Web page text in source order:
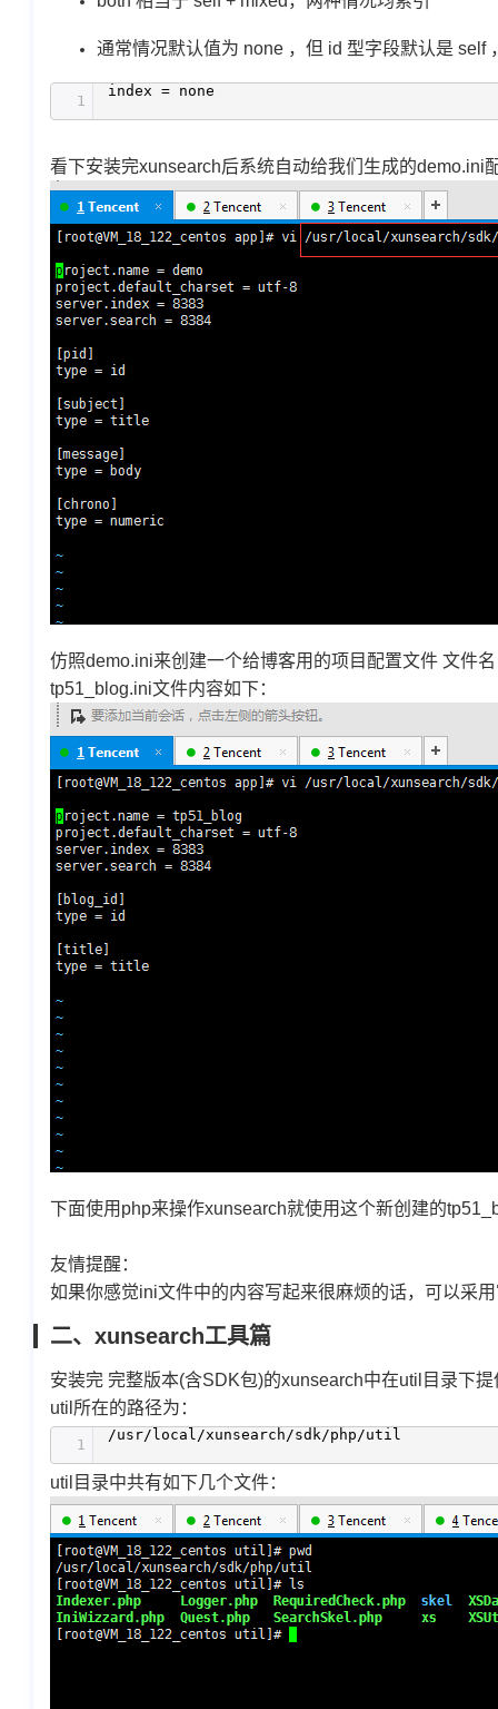
通常情况默认值为 none ，但 id 型字段默认是
1
index = none
看下安装完xunsearch后系统自动给我们生成的demo.ini
仿照demo.ini来创建一个给博客用的项目配置文件 文件
tp51_blog.ini文件内容如下：
下面使用php来操作xunsearch就使用这个新创建的
友情提醒：
如果你感觉ini文件中的内容写起来很麻烦的话，可以采
二、xunsearch工具篇
安装完 完整版本(含SDK包)的xunsearch中在util目录下
util所在的路径为：
1
/usr/local/xunsearch/sdk/php/util
util目录中共有如下几个文件：